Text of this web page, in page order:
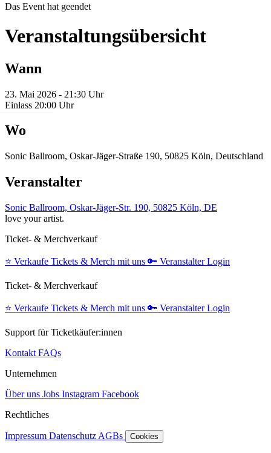
Das Event hat geendet
Veranstaltungsübersicht
Wann
23. Mai 2026 - 21:30 Uhr
Einlass 20:00 Uhr
Wo
Sonic Ballroom, Oskar-Jäger-Straße 190, 50825 Köln, Deutschland
Veranstalter
Sonic Ballroom, Oskar-Jäger-Str. 190, 50825 Köln, DE
love your artist.
Ticket- & Merchverkauf
⭐️ Verkaufe Tickets & Merch mit uns 🔑 Veranstalter Login
Ticket- & Merchverkauf
⭐️ Verkaufe Tickets & Merch mit uns 🔑 Veranstalter Login
Support für Ticketkäufer:innen
Kontakt FAQs
Unternehmen
Über uns Jobs Instagram Facebook
Rechtliches
Impressum Datenschutz AGBs Cookies